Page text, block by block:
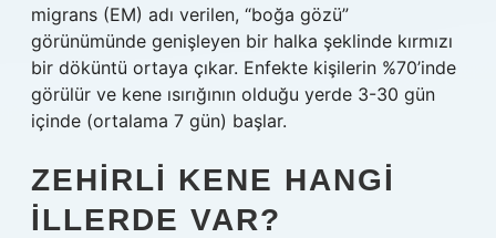
migrans (EM) adı verilen, “boğa gözü”
görünümünde genişleyen bir halka şeklinde kırmızı
bir döküntü ortaya çıkar. Enfekte kişilerin %70’inde
görülür ve kene ısırığının olduğu yerde 3-30 gün
içinde (ortalama 7 gün) başlar.
ZEHIRLI KENE HANGI
ILLERDE VAR?